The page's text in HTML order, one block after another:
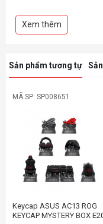
Xem thêm
Sản phẩm tương tự
MÃ SP: SP008651
Keycap ASUS AC13 ROG
KEYCAP MYSTERY BOX